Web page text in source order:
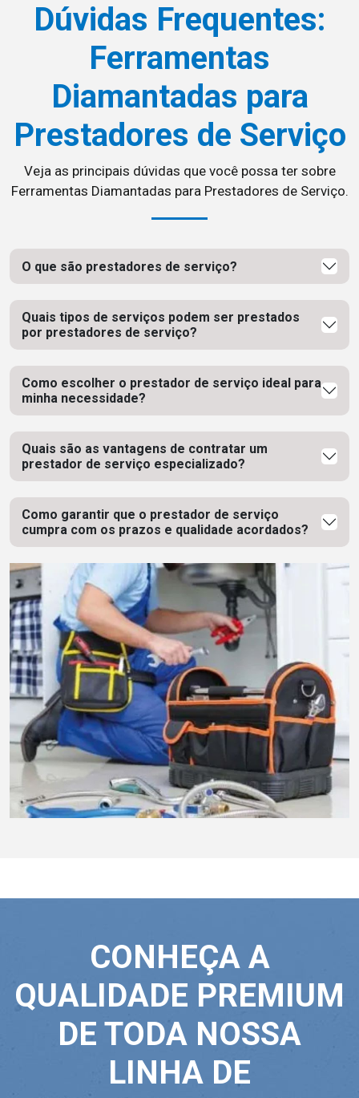
Dúvidas Frequentes:
Ferramentas
Diamantadas para
Prestadores de Serviço
Veja as principais dúvidas que você possa ter sobre
Ferramentas Diamantadas para Prestadores de Serviço.
O que são prestadores de serviço?
Quais tipos de serviços podem ser prestados
por prestadores de serviço?
Como escolher o prestador de serviço ideal para
minha necessidade?
Quais são as vantagens de contratar um
prestador de serviço especializado?
Como garantir que o prestador de serviço
cumpra com os prazos e qualidade acordados?
CONHEÇA A
QUALIDADE PREMIUM
DE TODA NOSSA
LINHA DE